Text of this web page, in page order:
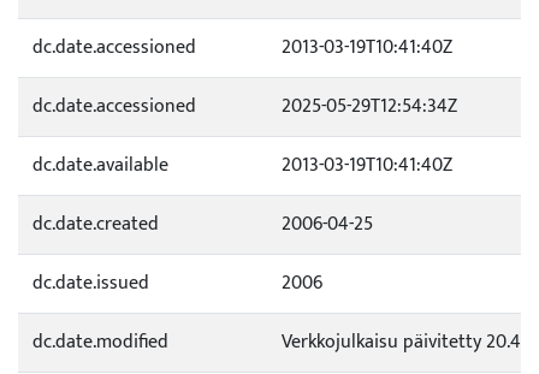
dc.date.accessioned
2013-03-19T10:41:40Z
dc.date.accessioned
2025-05-29T12:54:34Z
dc.date.available
2013-03-19T10:41:40Z
dc.date.created
2006-04-25
dc.date.issued
2006
dc.date.modified
Verkkojulkaisu päivitetty